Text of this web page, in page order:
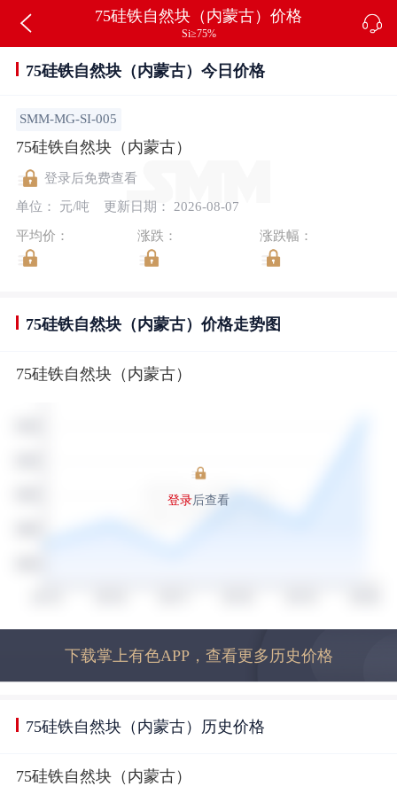
75硅铁自然块（内蒙古）价格
Si≥75%
75硅铁自然块（内蒙古）今日价格
SMM-MG-SI-005
75硅铁自然块（内蒙古）
登录后免费查看
单位： 元/吨
更新日期： 2026-08-07
平均价： 涨跌： 涨跌幅：
75硅铁自然块（内蒙古）价格走势图
75硅铁自然块（内蒙古）
登录后查看
下载掌上有色APP，查看更多历史价格
75硅铁自然块（内蒙古）历史价格
75硅铁自然块（内蒙古）